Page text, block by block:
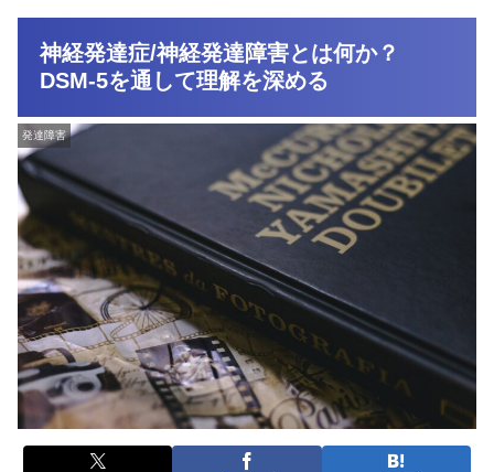
神経発達症/神経発達障害とは何か？
DSM-5を通して理解を深める
発達障害